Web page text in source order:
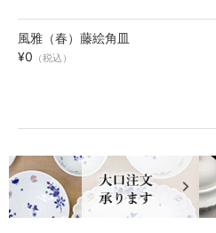
風雅（春）藤絵角皿
¥0 （税込）